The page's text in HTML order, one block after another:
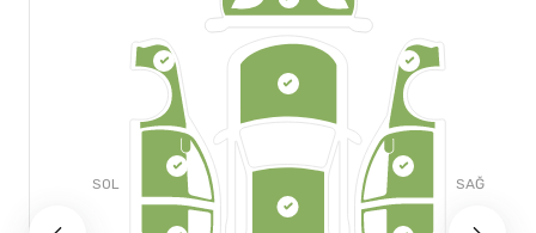
SOL SAĞ